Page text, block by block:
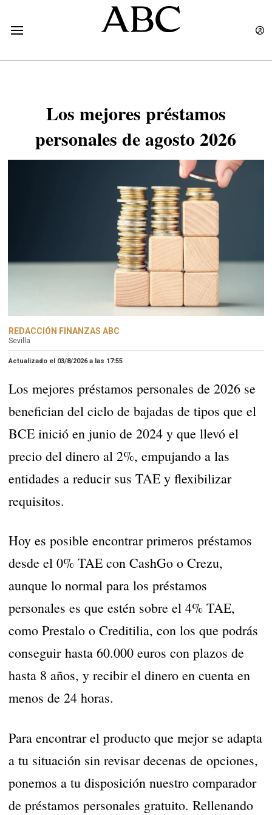
Los mejores préstamos
personales de agosto 2026
REDACCIÓN FINANZAS ABC
Sevilla
Actualizado el 03/8/2026 a las 17:55
Los mejores préstamos personales de 2026 se
benefician del ciclo de bajadas de tipos que el
BCE inició en junio de 2024 y que llevó el
precio del dinero al 2%, empujando a las
entidades a reducir sus TAE y flexibilizar
requisitos.
Hoy es posible encontrar primeros préstamos
desde el 0% TAE con CashGo o Crezu,
aunque lo normal para los préstamos
personales es que estén sobre el 4% TAE,
como Prestalo o Creditilia, con los que podrás
conseguir hasta 60.000 euros con plazos de
hasta 8 años, y recibir el dinero en cuenta en
menos de 24 horas.
Para encontrar el producto que mejor se adapta
a tu situación sin revisar decenas de opciones,
ponemos a tu disposición nuestro comparador
de préstamos personales gratuito. Rellenando